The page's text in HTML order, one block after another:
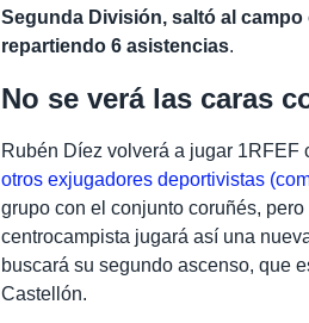
Segunda División, saltó al
repartiendo 6 asistencias.
No se verá las caras
Rubén Díez volverá a jugar
otros exjugadores deportivistas
grupo con el conjunto coruñés,
centrocampista jugará así una
buscará su segundo ascenso, que
Castellón.